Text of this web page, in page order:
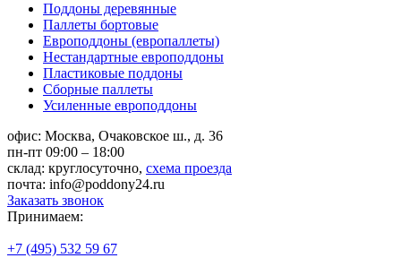
Поддоны деревянные
Паллеты бортовые
Европоддоны (европаллеты)
Нестандартные европоддоны
Пластиковые поддоны
Сборные паллеты
Усиленные европоддоны
офис: Москва, Очаковское ш., д. 36
пн-пт 09:00 – 18:00
склад: круглосуточно, схема проезда
почта: info@poddony24.ru
Заказать звонок
Принимаем:
+7 (495) 532 59 67